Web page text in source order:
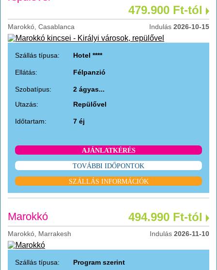
479.900 Ft-tól
Marokkó, Casablanca Indulás 2026-10-15
Szállás típusa: Hotel ****
Ellátás: Félpanzió
Szobatípus:
2 ágyas...
Utazás:
Repülővel
Időtartam: 7 éj
AJÁNLATKÉRÉS
TOVÁBBI IDŐPONTOK
SZÁLLÁS INFORMÁCIÓK
Marokkó 494.990 Ft-tól
Marokkó, Marrakesh Indulás 2026-11-10
Szállás típusa: Program szerint